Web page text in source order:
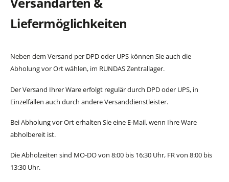
Liefermöglichkeiten
Neben dem Versand per DPD oder UPS können Sie auch die
Abholung vor Ort wählen, im RUNDAS Zentrallager.
Der Versand Ihrer Ware erfolgt regulär durch DPD oder UPS, in
Einzelfällen auch durch andere Versanddienstleister.
Bei Abholung vor Ort erhalten Sie eine E-Mail, wenn Ihre Ware
abholbereit ist.
Die Abholzeiten sind MO-DO von 8:00 bis 16:30 Uhr, FR von 8:00 bis
13:30 Uhr.